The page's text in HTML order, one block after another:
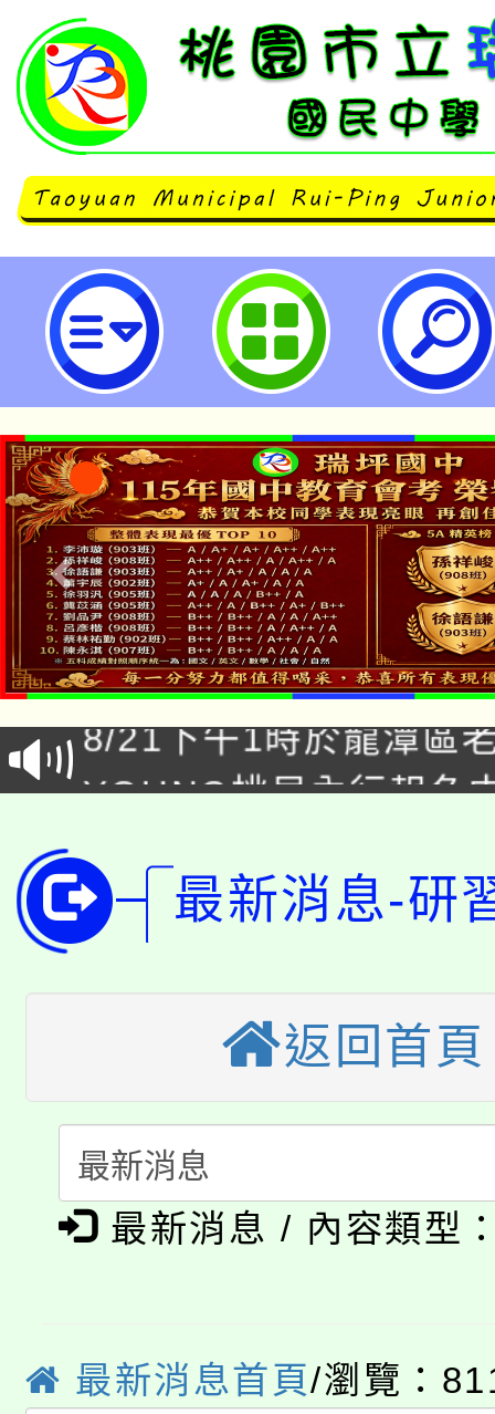
會稽國中辦理「113學年度教育優
座~如何教養情緒起伏不定青春期
校教師和家長報名。-桃園市立瑞
「本色祭」8/29、30在
場熱烈登場!
8/21下午1時於龍潭區
徵才活動。
YOUNG桃局內行報名
開!
115年桃園市運動會8/
田徑場及游泳池舉行。
桃園市低收入戶享有免
視費優惠，中低收入戶
半價優惠，詳情可洽有
者。
大園自造教育及科技中
份教師增能研習
大溪自造教育及科技
份教師研習
淨零綠生活教案入校路
會
115年食農教育專業人
程
「本色祭」8/29、30在
局官網。
8月14至27日，桃園電
最新消息-研
返回首頁
最新消息 / 內容類型
最新消息首頁/瀏覽：